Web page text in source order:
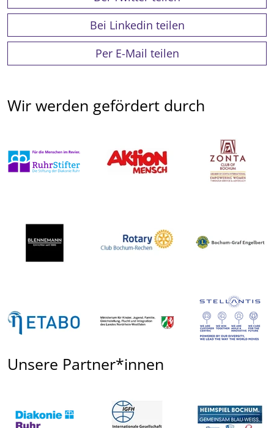
Bei Linkedin teilen
Per E-Mail teilen
Wir werden gefördert durch
Unsere Partner*innen